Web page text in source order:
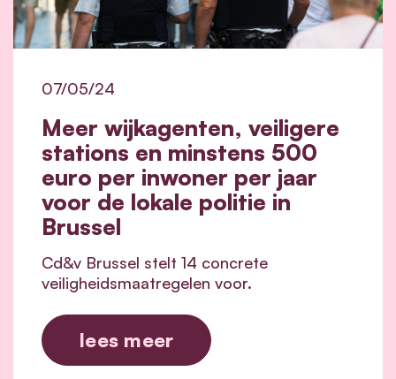
Meer wijkagenten, veiligere
stations en minstens 500
euro per inwoner per jaar
voor de lokale politie in
Brussel
07/05/24
Cd&v Brussel stelt 14 concrete
veiligheidsmaatregelen voor.
lees meer